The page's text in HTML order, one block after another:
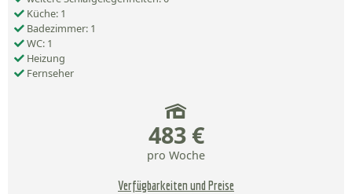
Küche: 1
Badezimmer: 1
WC: 1
Heizung
Fernseher
483 €
pro Woche
Verfügbarkeiten und Preise